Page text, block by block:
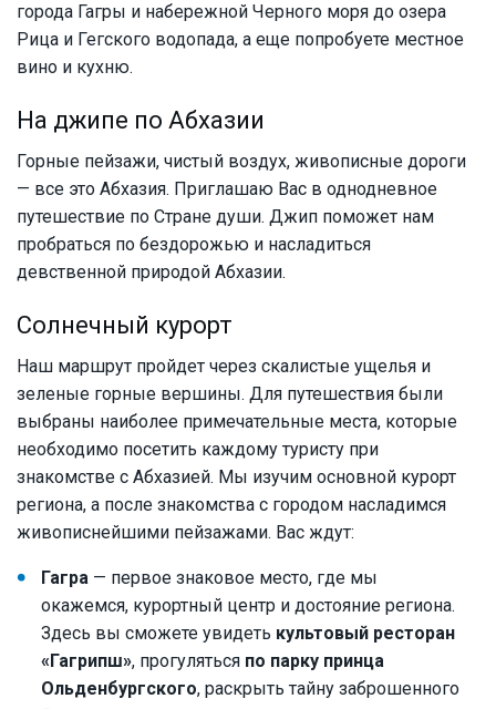
города Гагры и набережной Черного моря до озера
Рица и Гегского водопада, а еще попробуете местное
вино и кухню.
На джипе по Абхазии
Горные пейзажи, чистый воздух, живописные дороги
— все это Абхазия. Приглашаю Вас в однодневное
путешествие по Стране души. Джип поможет нам
пробраться по бездорожью и насладиться
девственной природой Абхазии.
Солнечный курорт
Наш маршрут пройдет через скалистые ущелья и
зеленые горные вершины. Для путешествия были
выбраны наиболее примечательные места, которые
необходимо посетить каждому туристу при
знакомстве с Абхазией. Мы изучим основной курорт
региона, а после знакомства с городом насладимся
живописнейшими пейзажами. Вас ждут:
Гагра — первое знаковое место, где мы
окажемся, курортный центр и достояние региона.
Здесь вы сможете увидеть культовый ресторан
«Гагрипш», прогуляться по парку принца
Ольденбургского, раскрыть тайну заброшенного